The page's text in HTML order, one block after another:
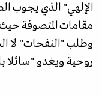
الإلهي" الذي يجوب
مقامات المتصوفة
وطلب "النفحات" لا
روحية ويغدو "سائلا